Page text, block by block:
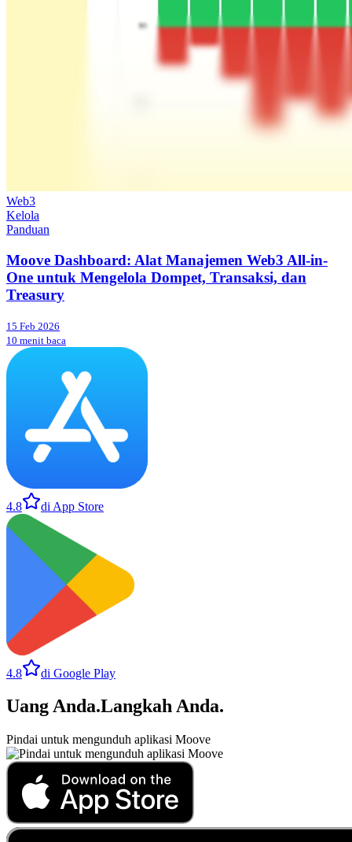
Web3
Kelola
Panduan
Moove Dashboard: Alat Manajemen Web3 All-in-
One untuk Mengelola Dompet, Transaksi, dan
Treasury
15 Feb 2026
10 menit baca
4.8 di App Store
4.8 di Google Play
Uang Anda.Langkah Anda.
Pindai untuk mengunduh aplikasi Moove